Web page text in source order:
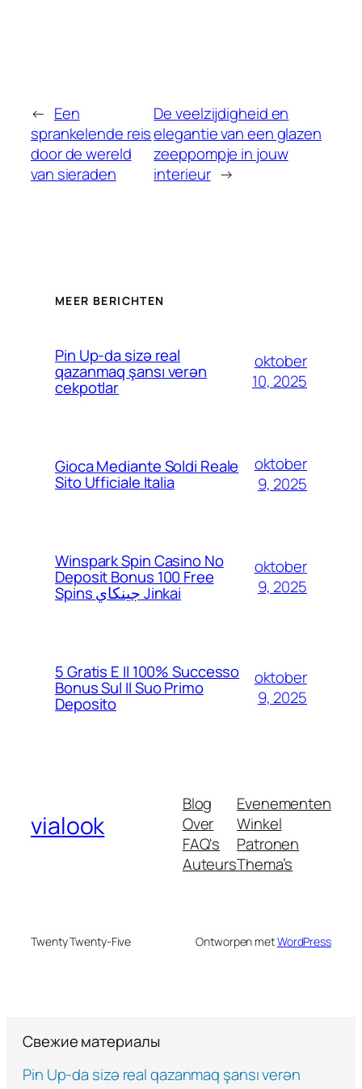
← Een
sprankelende reis
door de wereld
van sieraden
De veelzijdigheid en
elegantie van een glazen
zeeppompje in jouw
interieur →
MEER BERICHTEN
Pin Up-da sizə real
qazanmaq şansı verən
cekpotlar
oktober
10, 2025
Gioca Mediante Soldi Reale
Sito Ufficiale Italia
oktober
9, 2025
Winspark Spin Casino No
Deposit Bonus 100 Free
Spins جينكاي Jinkai
oktober
9, 2025
5 Gratis E Il 100% Successo
Bonus Sul Il Suo Primo
Deposito
oktober
9, 2025
vialook
Blog
Over
FAQ's
Auteurs
Evenementen
Winkel
Patronen
Thema’s
Twenty Twenty-Five Ontworpen metWordPress
Свежие материалы
Pin Up-da sizə real qazanmaq şansı verən